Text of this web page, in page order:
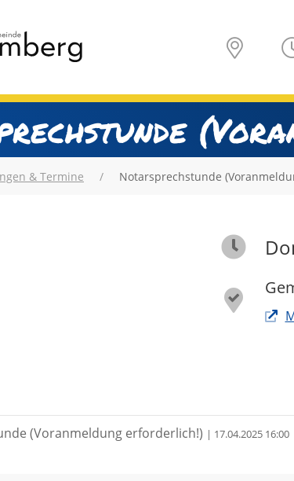
& Termine Notarsprechstunde
(Voranmeldung erforderlich!) | 17.04.2025 16:00